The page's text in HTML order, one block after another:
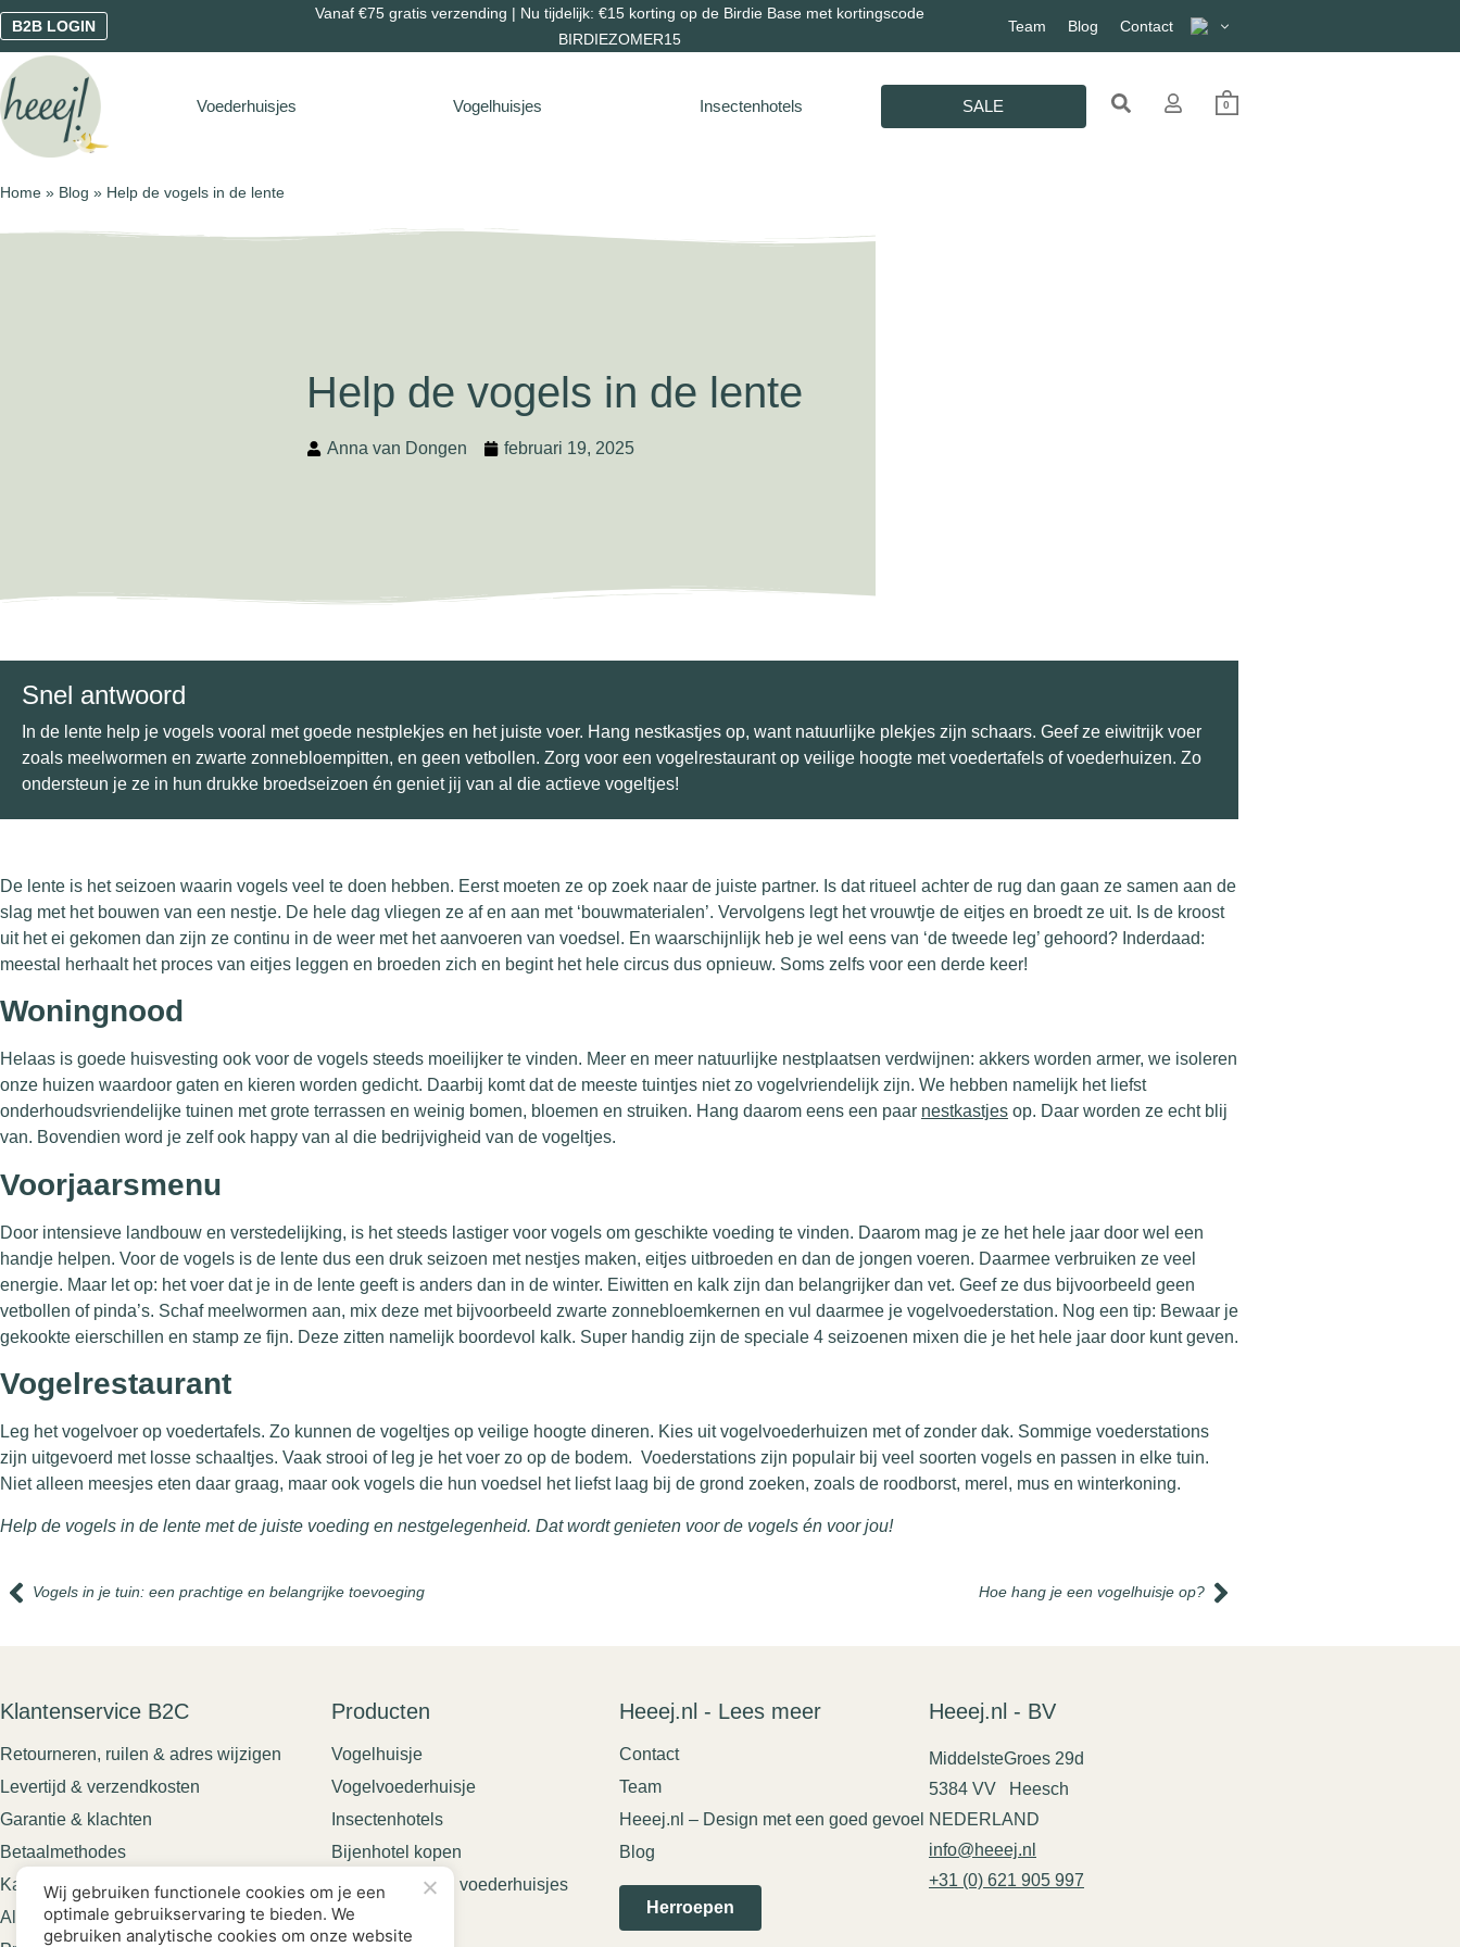
B2B LOGIN
Vanaf €75 gratis verzending | Nu tijdelijk: €15 korting op de Birdie Base met kortingscode
BIRDIEZOMER15
Team Blog Contact
Voederhuisjes Vogelhuisjes Insectenhotels SALE 0
Home » Blog » Help de vogels in de lente
Help de vogels in de lente
Anna van Dongen februari 19, 2025
Snel antwoord
In de lente help je vogels vooral met goede nestplekjes en het juiste voer. Hang nestkastjes op, want natuurlijke plekjes zijn schaars. Geef ze eiwitrijk voer
zoals meelwormen en zwarte zonnebloempitten, en geen vetbollen. Zorg voor een vogelrestaurant op veilige hoogte met voedertafels of voederhuizen. Zo
ondersteun je ze in hun drukke broedseizoen én geniet jij van al die actieve vogeltjes!
De lente is het seizoen waarin vogels veel te doen hebben. Eerst moeten ze op zoek naar de juiste partner. Is dat ritueel achter de rug dan gaan ze samen aan de
slag met het bouwen van een nestje. De hele dag vliegen ze af en aan met ‘bouwmaterialen’. Vervolgens legt het vrouwtje de eitjes en broedt ze uit. Is de kroost
uit het ei gekomen dan zijn ze continu in de weer met het aanvoeren van voedsel. En waarschijnlijk heb je wel eens van ‘de tweede leg’ gehoord? Inderdaad:
meestal herhaalt het proces van eitjes leggen en broeden zich en begint het hele circus dus opnieuw. Soms zelfs voor een derde keer!
Woningnood
Helaas is goede huisvesting ook voor de vogels steeds moeilijker te vinden. Meer en meer natuurlijke nestplaatsen verdwijnen: akkers worden armer, we isoleren
onze huizen waardoor gaten en kieren worden gedicht. Daarbij komt dat de meeste tuintjes niet zo vogelvriendelijk zijn. We hebben namelijk het liefst
onderhoudsvriendelijke tuinen met grote terrassen en weinig bomen, bloemen en struiken. Hang daarom eens een paar nestkastjes op. Daar worden ze echt blij
van. Bovendien word je zelf ook happy van al die bedrijvigheid van de vogeltjes.
Voorjaarsmenu
Door intensieve landbouw en verstedelijking, is het steeds lastiger voor vogels om geschikte voeding te vinden. Daarom mag je ze het hele jaar door wel een
handje helpen. Voor de vogels is de lente dus een druk seizoen met nestjes maken, eitjes uitbroeden en dan de jongen voeren. Daarmee verbruiken ze veel
energie. Maar let op: het voer dat je in de lente geeft is anders dan in de winter. Eiwitten en kalk zijn dan belangrijker dan vet. Geef ze dus bijvoorbeeld geen
vetbollen of pinda’s. Schaf meelwormen aan, mix deze met bijvoorbeeld zwarte zonnebloemkernen en vul daarmee je vogelvoederstation. Nog een tip: Bewaar je
gekookte eierschillen en stamp ze fijn. Deze zitten namelijk boordevol kalk. Super handig zijn de speciale 4 seizoenen mixen die je het hele jaar door kunt geven.
Vogelrestaurant
Leg het vogelvoer op voedertafels. Zo kunnen de vogeltjes op veilige hoogte dineren. Kies uit vogelvoederhuizen met of zonder dak. Sommige voederstations
zijn uitgevoerd met losse schaaltjes. Vaak strooi of leg je het voer zo op de bodem. Voederstations zijn populair bij veel soorten vogels en passen in elke tuin.
Niet alleen meesjes eten daar graag, maar ook vogels die hun voedsel het liefst laag bij de grond zoeken, zoals de roodborst, merel, mus en winterkoning.
Help de vogels in de lente met de juiste voeding en nestgelegenheid. Dat wordt genieten voor de vogels én voor jou!
Vogels in je tuin: een prachtige en belangrijke toevoeging Hoe hang je een vogelhuisje op?
Klantenservice B2C
Retourneren, ruilen & adres wijzigen
Levertijd & verzendkosten
Garantie & klachten
Betaalmethodes
Kadobon
Algemene voorwaarden
Producten
Vogelhuisje
Vogelvoederhuisje
Insectenhotels
Bijenhotel kopen
Vogelhuisjes en voederhuisjes
Heeej.nl - Lees meer
Contact
Team
Heeej.nl – Design met een goed gevoel
Blog
Herroepen
Heeej.nl - BV
MiddelsteGroes 29d
5384 VV Heesch
NEDERLAND
info@heeej.nl
+31 (0) 621 905 997
Wij gebruiken functionele cookies om je een
optimale gebruikservaring te bieden. We
gebruiken analytische cookies om onze website